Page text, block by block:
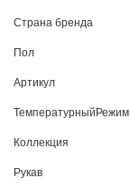
Страна бренда
Пол
Артикул
ТемпературныйРежим
Коллекция
Рукав